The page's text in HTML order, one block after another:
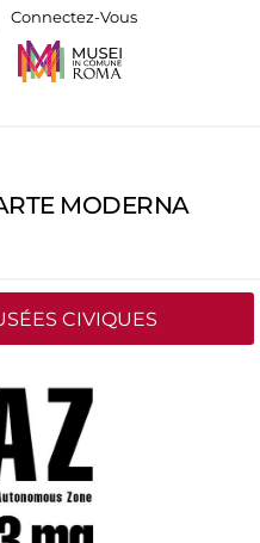
Connectez-Vous
MODERNA
CIVIQUES